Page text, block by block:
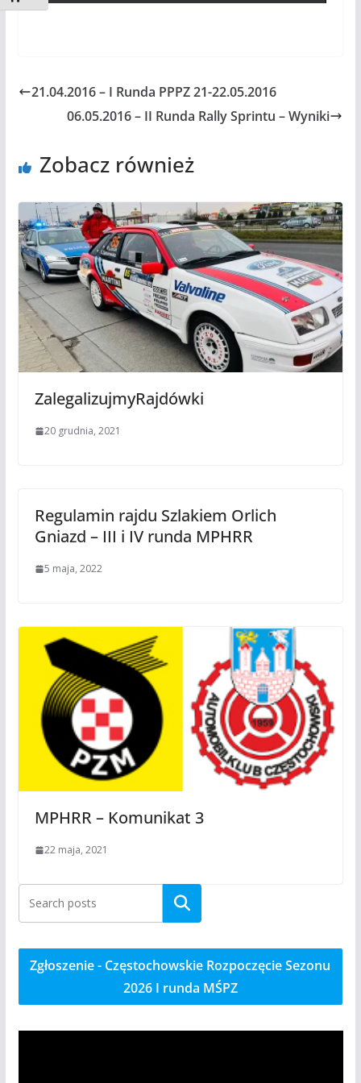
21.04.2016 – I Runda PPPZ 21-22.05.2016
06.05.2016 – II Runda Rally Sprintu – Wyniki
Zobacz również
ZalegalizujmyRajdówki
20 grudnia, 2021
Regulamin rajdu Szlakiem Orlich
Gniazd – III i IV runda MPHRR
5 maja, 2022
MPHRR – Komunikat 3
22 maja, 2021
Szukaj
Zgłoszenie - Częstochowskie Rozpoczęcie Sezonu
2026 I runda MŚPZ